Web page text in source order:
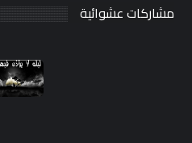
مشاركات عشوائية